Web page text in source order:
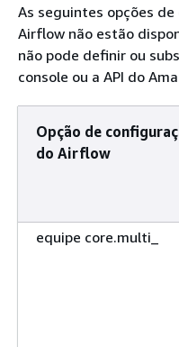
As seguintes opções
Airflow não estão
não pode definir ou
console ou a API do
Opção de
do Airflow
equipe core.multi_